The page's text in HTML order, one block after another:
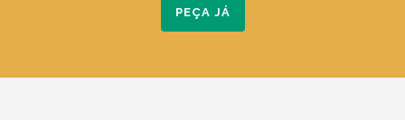
PEÇA JÁ